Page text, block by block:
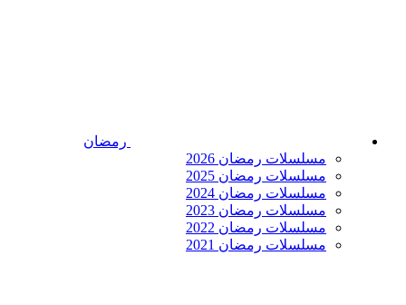
رمضان
مسلسلات رمضان 2026
مسلسلات رمضان 2025
مسلسلات رمضان 2024
مسلسلات رمضان 2023
مسلسلات رمضان 2022
مسلسلات رمضان 2021